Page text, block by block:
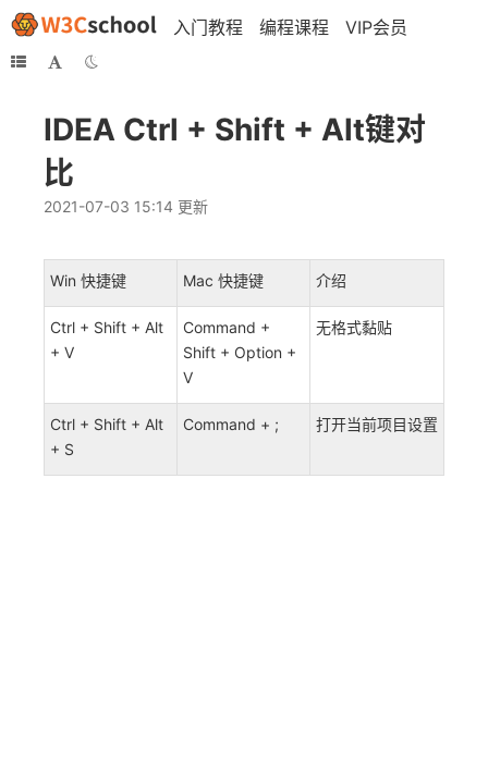
入门教程 编程课程 VIP会员
IDEA Ctrl + Shift + Alt键对
比
2021-07-03 15:14 更新
Win 快捷键 Mac 快捷键 介绍
Ctrl + Shift + Alt
+ V
Command +
Shift + Option +
V
无格式黏贴
Ctrl + Shift + Alt
+ S
Command + ; 打开当前项目设置